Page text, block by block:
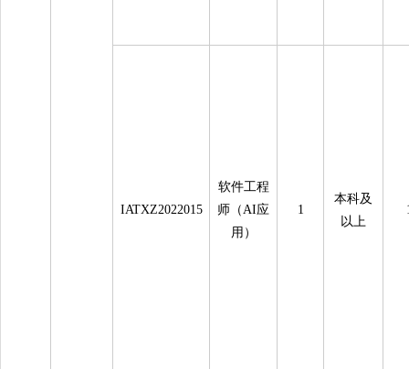
IATXZ2022015
软件工程
师（AI应
用）
1
本科及
以上